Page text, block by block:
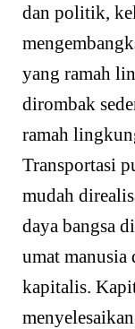
dan politik,
yang ramah
dirombak
ramah
Transportasi
mudah
daya bangsa
umat manusia
kapitalis.